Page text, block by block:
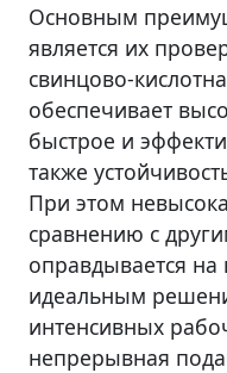
Основным
является их
свинцово-
обеспечивает
быстрое и
также
При этом
сравнению с
оправдывается на
идеальным
интенсивных
непрерывная